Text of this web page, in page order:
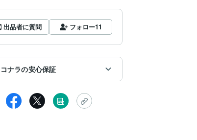
出品者に質問 フォロー11
ナラの安心保証